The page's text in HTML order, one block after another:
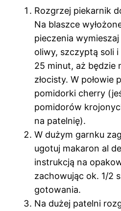
Rozgrzej piekarnik
Na blaszce
pieczenia wymieszaj
oliwy, szczyptą soli
25 minut, aż będzie
złocisty. W połowie
pomidorki cherry
pomidorów
na patelnię).
W dużym garnku
ugotuj makaron al
instrukcją na
zachowując ok. 1/2
gotowania.
Na dużej patelni